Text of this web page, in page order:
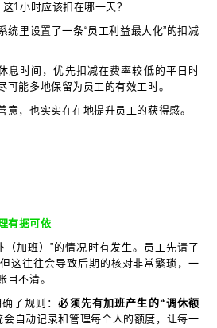
1小时应该扣在哪一天？
统里设置了一条“员工利益最大化”的扣减
息时间，优先扣减在费率较低的平日时
可能多地保留为员工的有效工时。
意，也实实在在地提升员工的获得感。
有据可依
（加班）”的情况时有发生。员工先请了
这往往会导致后期的核对非常繁琐，一
目不清。
了规则：必须先有加班产生的“调休额
会自动记录和管理每个人的额度，让每一